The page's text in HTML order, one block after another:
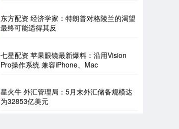
东方配资 经济学家：特朗普对格陵兰的渴望
最终可能适得其反
七星配资 苹果眼镜最新爆料：沿用Vision
Pro操作系统 兼容iPhone、Mac
星火牛 外汇管理局：5月末外汇储备规模达
为32853亿美元